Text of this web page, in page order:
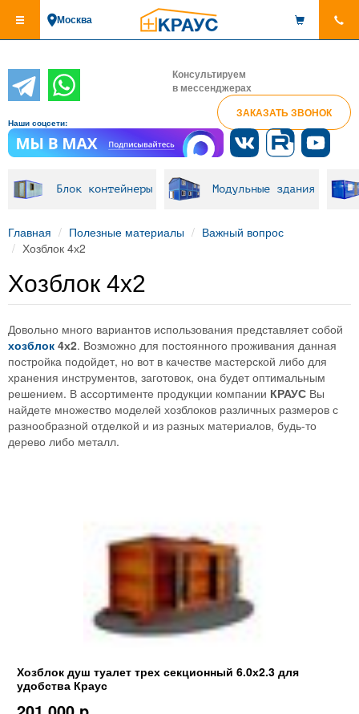
основному
Москва
Консультируем
в мессенджерах
ЗАКАЗАТЬ ЗВОНОК
Наши соцсети:
Блок контейнеры Модульные здания
Главная Полезные материалы
Важный вопрос
Хозблок 4х2
Хозблок 4х2
Довольно много вариантов использования представляет собой
хозблок 4х2. Возможно для постоянного проживания данная
постройка подойдет, но вот в качестве мастерской либо для
хранения инструментов, заготовок, она будет оптимальным
решением. В ассортименте продукции компании КРАУС Вы
найдете множество моделей хозблоков различных размеров с
разнообразной отделкой и из разных материалов, будь-то
дерево либо металл.
Хозблок душ туалет трех секционный 6.0х2.3 для
удобства Краус